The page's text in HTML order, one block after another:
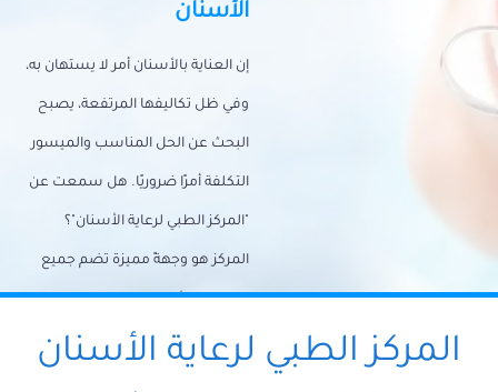
الأسنان
إن العناية بالأسنان أمر لا يستهان به،
وفي ظل تكاليفها المرتفعة، يصبح
البحث عن الحل المناسب والميسور
التكلفة أمرًا ضروريًا. هل سمعت عن
"المركز الطبي لرعاية الأسنان"؟
المركز هو وجهةً مميزة تضم جميع
احتياجات الأسنان تحت سقف واحد،
وتضمن لك حلاً شاملًا لجميع
المركز الطبي لرعاية الأسنان